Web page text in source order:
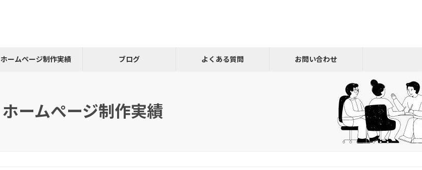
ホームぺージ制作実績 ブログ よくある質問 お問い合わせ
ホームぺージ制作実績